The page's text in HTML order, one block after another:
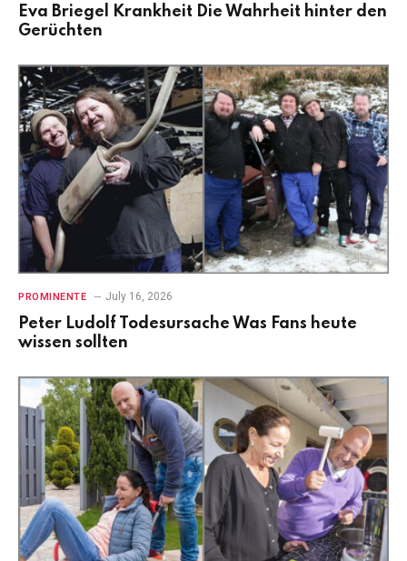
Eva Briegel Krankheit Die Wahrheit hinter den
Gerüchten
PROMINENTE July 16, 2026
Peter Ludolf Todesursache Was Fans heute
wissen sollten